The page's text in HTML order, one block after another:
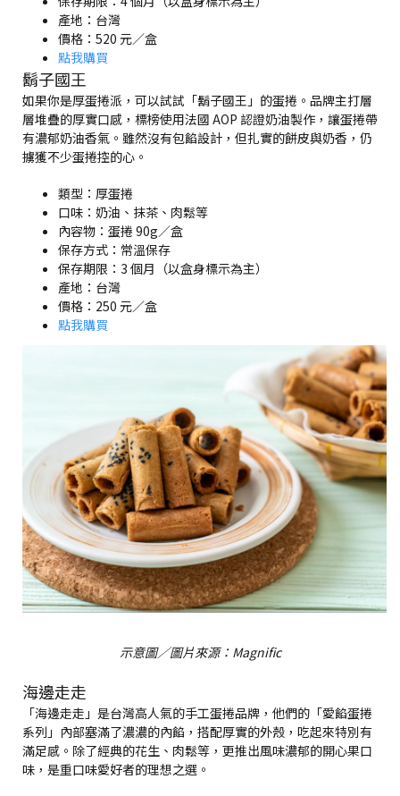
產地：台灣
價格：520 元／盒
點我購買
鬍子國王
如果你是厚蛋捲派，可以試試「鬍子國王」的蛋捲。品牌主打層
層堆疊的厚實口感，標榜使用法國 AOP 認證奶油製作，讓蛋捲帶
有濃郁奶油香氣。雖然沒有包餡設計，但扎實的餅皮與奶香，仍
擄獲不少蛋捲控的心。
類型：厚蛋捲
口味：奶油、抹茶、肉鬆等
內容物：蛋捲 90g／盒
保存方式：常溫保存
保存期限：3 個月（以盒身標示為主）
產地：台灣
價格：250 元／盒
點我購買
示意圖／圖片來源：Magnific
海邊走走
「海邊走走」是台灣高人氣的手工蛋捲品牌，他們的「愛餡蛋捲
系列」內部塞滿了濃濃的內餡，搭配厚實的外殼，吃起來特別有
滿足感。除了經典的花生、肉鬆等，更推出風味濃郁的開心果口
味，是重口味愛好者的理想之選。